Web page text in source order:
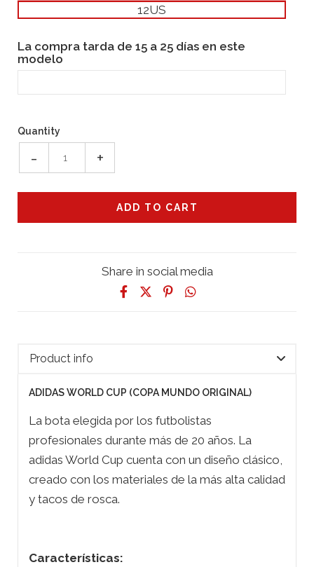
12US
La compra tarda de 15 a 25 días en este
modelo
Quantity
- +
Share in social media
Product info
ADIDAS WORLD CUP (COPA MUNDO ORIGINAL)
La bota elegida por los futbolistas
profesionales durante más de 20 años. La
adidas World Cup cuenta con un diseño clásico,
creado con los materiales de la más alta calidad
y tacos de rosca.
Características: